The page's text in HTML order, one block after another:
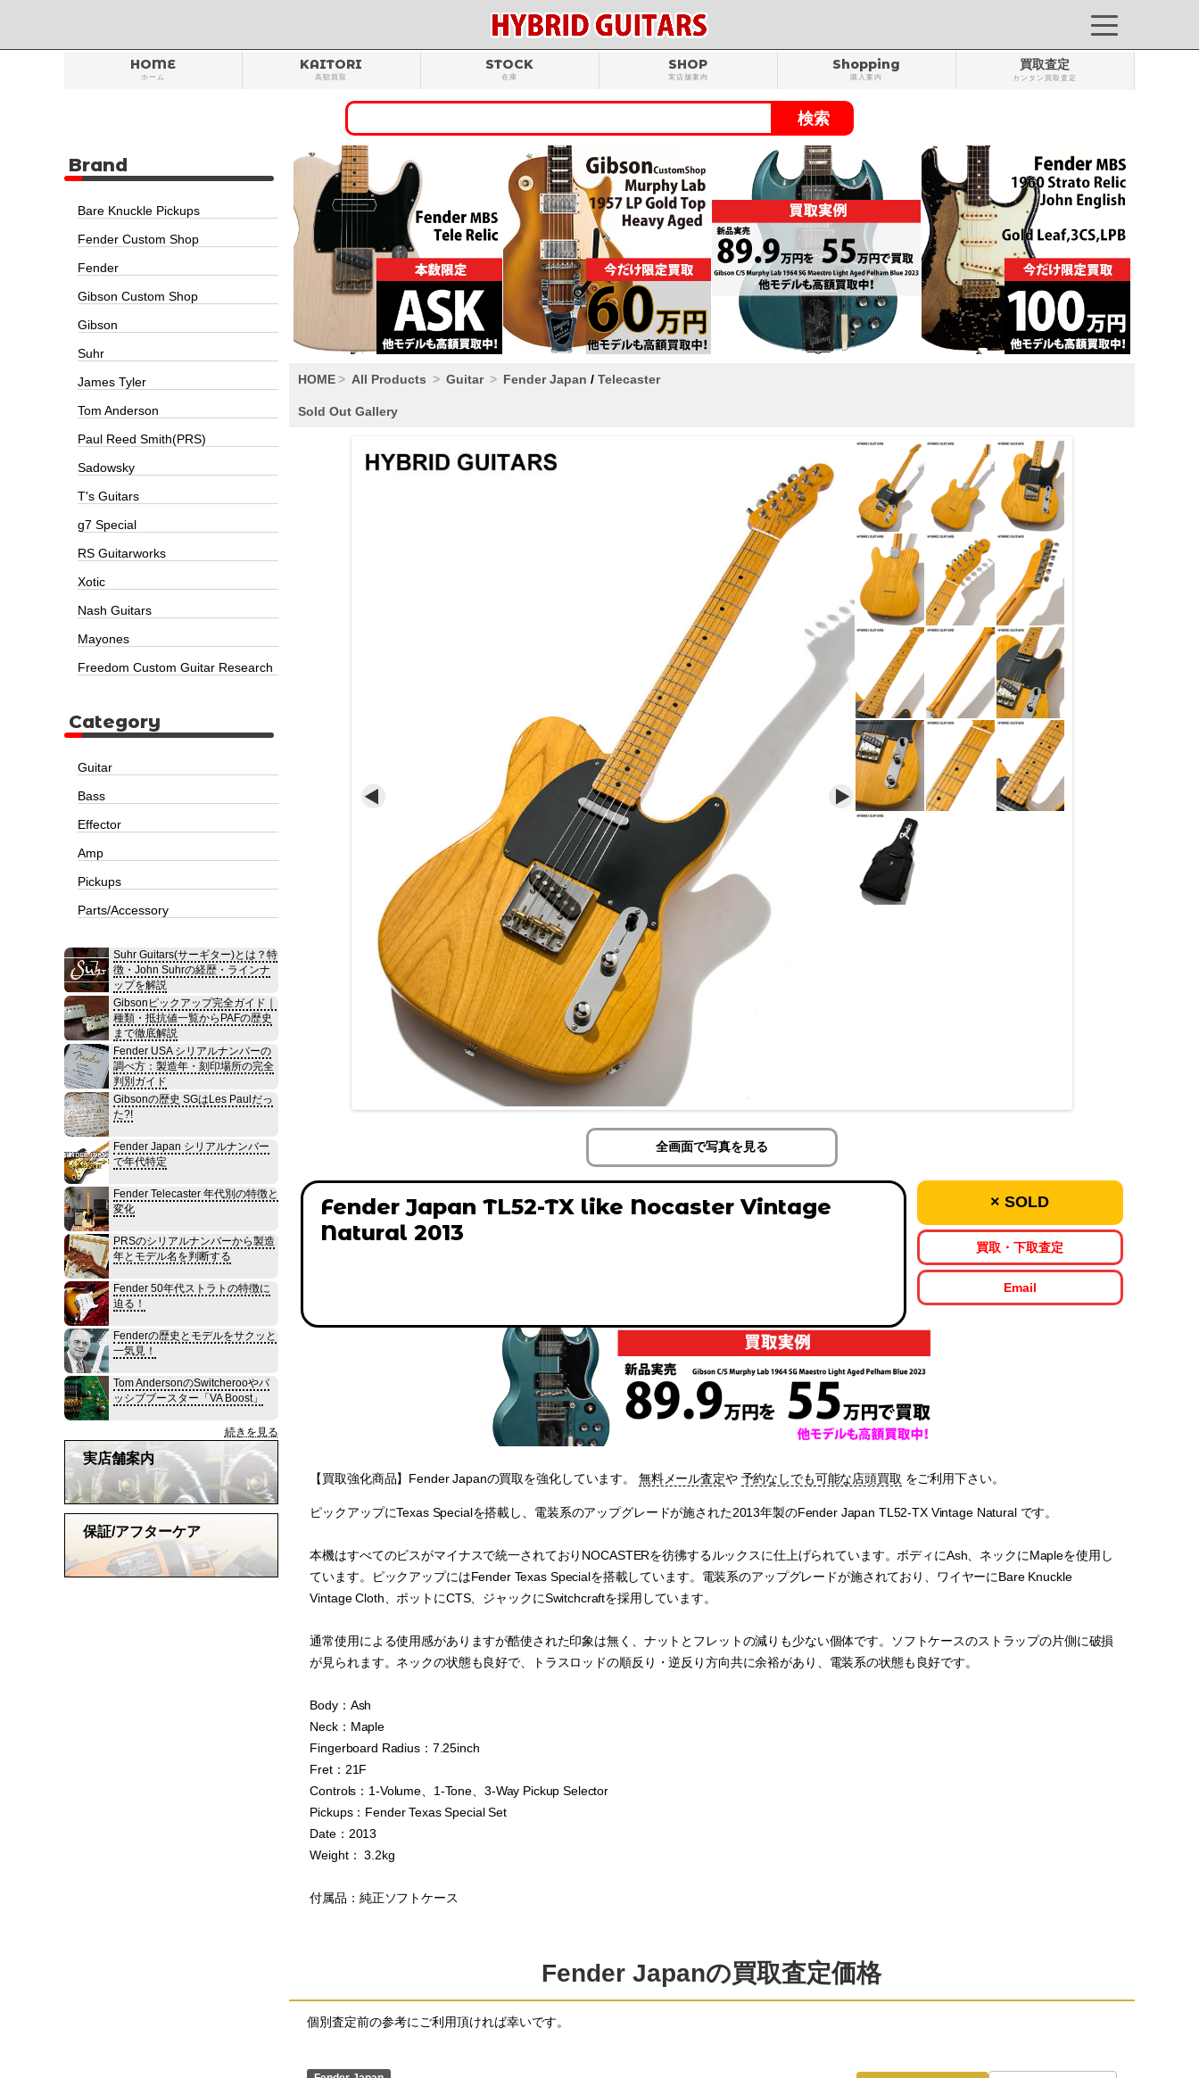
HOME
ホーム
KAITORI
高額買取
STOCK
在庫
SHOP
実店舗案内
Shopping
購入案内
買取査定
カンタン買取査定
HOME All Products Guitar Fender Japan / Telecaster
Sold Out Gallery
全画面で写真を見る
Fender Japan TL52-TX like Nocaster Vintage
Natural 2013
× SOLD
買取・下取査定
Email
【買取強化商品】Fender Japanの買取を強化しています。 無料メール査定や 予約なしでも可能な店頭買取 をご利用下さい。
ピックアップにTexas Specialを搭載し、電装系のアップグレードが施された2013年製のFender Japan TL52-TX Vintage Natural です。
本機はすべてのビスがマイナスで統一されておりNOCASTERを彷彿するルックスに仕上げられています。ボディにAsh、ネックにMapleを使用し
ています。ピックアップにはFender Texas Specialを搭載しています。電装系のアップグレードが施されており、ワイヤーにBare Knuckle
Vintage Cloth、ポットにCTS、ジャックにSwitchcraftを採用しています。
通常使用による使用感がありますが酷使された印象は無く、ナットとフレットの減りも少ない個体です。ソフトケースのストラップの片側に破損
が見られます。ネックの状態も良好で、トラスロッドの順反り・逆反り方向共に余裕があり、電装系の状態も良好です。
Body：Ash
Neck：Maple
Fingerboard Radius：7.25inch
Fret：21F
Controls：1-Volume、1-Tone、3-Way Pickup Selector
Pickups：Fender Texas Special Set
Date：2013
Weight： 3.2kg
付属品：純正ソフトケース
Fender Japanの買取査定価格
個別査定前の参考にご利用頂ければ幸いです。
Brand
Bare Knuckle Pickups
Fender Custom Shop
Fender
Gibson Custom Shop
Gibson
Suhr
James Tyler
Tom Anderson
Paul Reed Smith(PRS)
Sadowsky
T's Guitars
g7 Special
RS Guitarworks
Xotic
Nash Guitars
Mayones
Freedom Custom Guitar Research
Category
Guitar
Bass
Effector
Amp
Pickups
Parts/Accessory
Suhr Guitars(サーギター)とは？特
徴・John Suhrの経歴・ラインナ
ップを解説
Gibsonピックアップ完全ガイド｜
種類・抵抗値一覧からPAFの歴史
まで徹底解説
Fender USA シリアルナンバーの
調べ方：製造年・刻印場所の完全
判別ガイド
Gibsonの歴史 SGはLes Paulだっ
た?!
Fender Japan シリアルナンバー
で年代特定
Fender Telecaster 年代別の特徴と
変化
PRSのシリアルナンバーから製造
年とモデル名を判断する
Fender 50年代ストラトの特徴に
迫る！
Fenderの歴史とモデルをサクッと
一気見！
Tom AndersonのSwitcherooやパ
ッシブブースター「VA Boost」
続きを見る
実店舗案内
保証/アフターケア